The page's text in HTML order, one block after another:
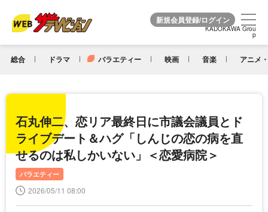
KADOKAWA Grou
p
総合 ドラマ バラエティー 映画 音楽 アニメ
KADOKAWA Grou
p
石丸伸二、恋リア最終日に市議会議員とド
ライブデート＆ハグ「しんじの恋の病を直
せるのは私しかいない」＜恋愛病院＞
バラエティー
2026/05/11 08:00